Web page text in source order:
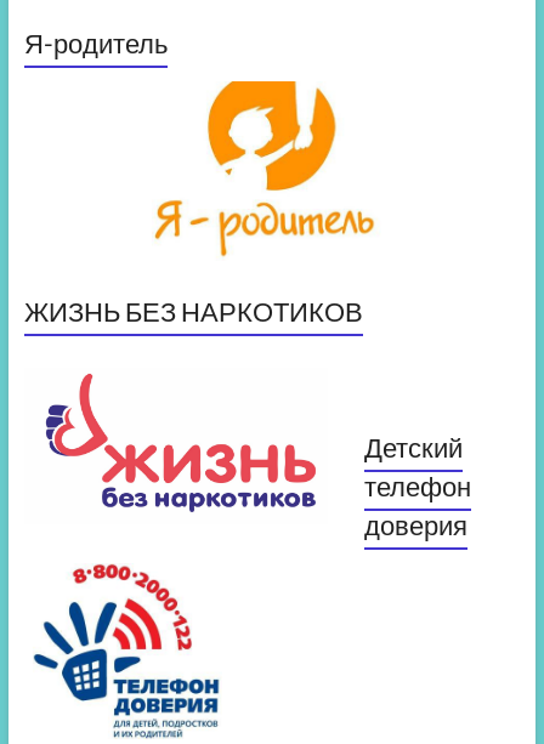
Я-родитель
ЖИЗНЬ БЕЗ НАРКОТИКОВ
Детский
телефон
доверия